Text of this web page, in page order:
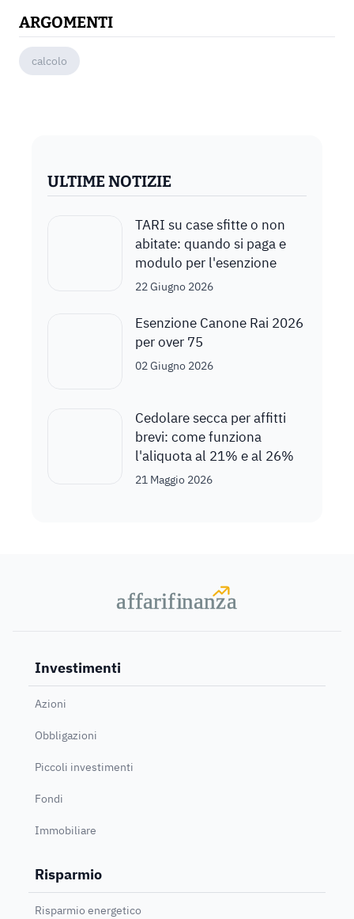
ARGOMENTI
calcolo
ULTIME NOTIZIE
TARI su case sfitte o non
abitate: quando si paga e
modulo per l'esenzione
22 Giugno 2026
Esenzione Canone Rai 2026
per over 75
02 Giugno 2026
Cedolare secca per affitti
brevi: come funziona
l'aliquota al 21% e al 26%
21 Maggio 2026
affarifinanza
affarifinanza
Investimenti
Azioni
Obbligazioni
Piccoli investimenti
Fondi
Immobiliare
Risparmio
Risparmio energetico